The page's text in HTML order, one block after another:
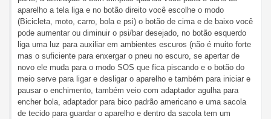
aparelho a tela liga e no botão direito você escolhe o modo
(Bicicleta, moto, carro, bola e psi) o botão de cima e de baixo você
pode aumentar ou diminuir o psi/bar desejado, no botão esquerdo
liga uma luz para auxiliar em ambientes escuros (não é muito forte
mas o suficiente para enxergar o pneu no escuro, se apertar de
novo ele muda para o modo SOS que fica piscando e o botão do
meio serve para ligar e desligar o aparelho e também para iniciar e
pausar o enchimento, também veio com adaptador agulha para
encher bola, adaptador para bico padrão americano e uma sacola
de tecido para guardar o aparelho e dentro da sacola tem um